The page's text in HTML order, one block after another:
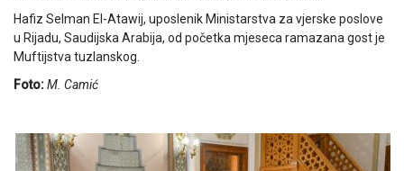
Hafiz Selman El-Atawij, uposlenik Ministarstva za vjerske poslove
u Rijadu, Saudijska Arabija, od početka mjeseca ramazana gost je
Muftijstva tuzlanskog.
Foto:M. Camić